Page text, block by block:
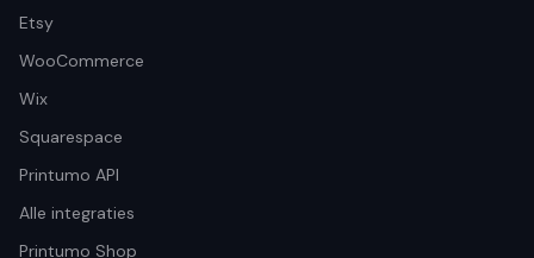
Etsy
WooCommerce
Wix
Squarespace
Printumo API
Alle integraties
Printumo Shop